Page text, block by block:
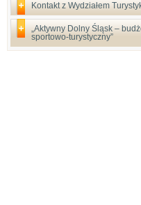
Kontakt z Wydziałem
„Aktywny Dolny Śląsk –
sportowo-turystyczny”